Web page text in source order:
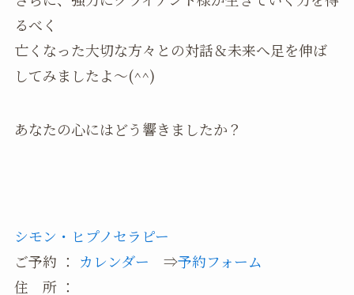
るべく
亡くなった大切な方々との対話＆未来へ足を伸ば
してみましたよ～(^^)
あなたの心にはどう響きましたか？
シモン・ヒプノセラピー
ご予約 ： カレンダー ⇒予約フォーム
住 所 ：